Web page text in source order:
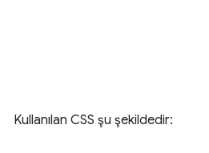
Kullanılan CSS şu şekildedir: